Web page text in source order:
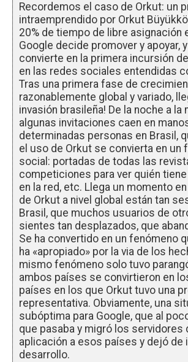
Recordemos el caso de Orkut: un
intraemprendido por Orkut
20% de tiempo de libre asignación
Google decide promover y apoyar,
convierte en la primera incursión
en las redes sociales entendidas
Tras una primera fase de
razonablemente global y variado,
invasión brasileña! De la noche a la
algunas invitaciones caen en
determinadas personas en Brasil,
el uso de Orkut se convierta en un
social: portadas de todas las
competiciones para ver quién
en la red, etc. Llega un momento
de Orkut a nivel global están tan
Brasil, que muchos usuarios de
sientes tan desplazados, que
Se ha convertido en un fenómeno
ha «apropiado» por la via de los
mismo fenómeno solo tuvo
ambos países se convirtieron en
países en los que Orkut tuvo una
representativa. Obviamente, una
subóptima para Google, que al
que pasaba y migró los servidores
aplicación a esos países y dejó de
desarrollo.